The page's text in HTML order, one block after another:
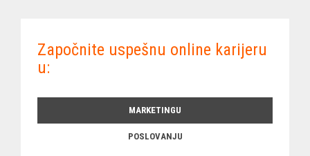
Započnite uspešnu online karijeru
u:
MARKETINGU
POSLOVANJU